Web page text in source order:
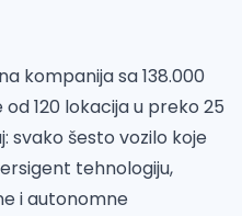
kompanija sa 138.000
120 lokacija u preko 25
svako šesto vozilo koje
tehnologiju,
i autonomne